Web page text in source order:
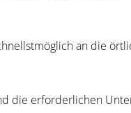
an die
die erforderlichen